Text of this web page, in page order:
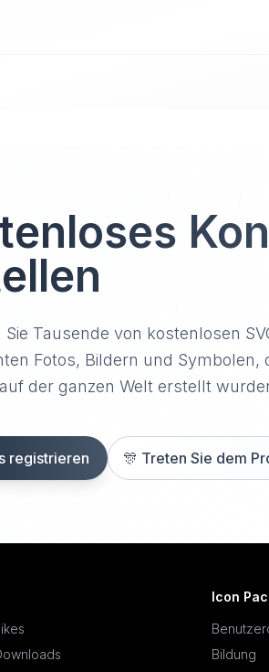
Sie Tausende von kostenlosen
Fotos, Bildern und Symbolen,
der ganzen Welt erstellt
registrieren 🎊 Treten Sie dem
Icon
Bildung